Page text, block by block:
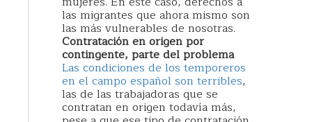
las migrantes que ahora mismo son
las más vulnerables de nosotras.
Contratación en origen por
contingente, parte del problema
Las condiciones de los temporeros
en el campo español son terribles,
las de las trabajadoras que se
contratan en origen todavía más,